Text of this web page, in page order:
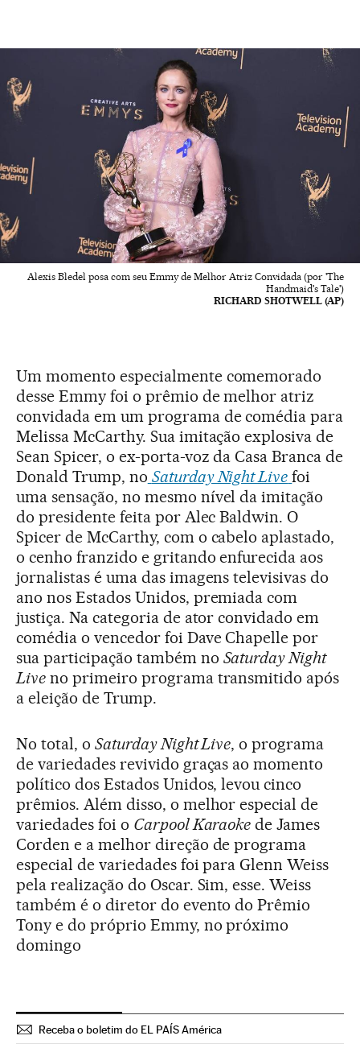
Alexis Bledel posa com seu Emmy de Melhor Atriz Convidada (por 'The
Handmaid's Tale')
RICHARD SHOTWELL (AP)
Um momento especialmente comemorado
desse Emmy foi o prêmio de melhor atriz
convidada em um programa de comédia para
Melissa McCarthy. Sua imitação explosiva de
Sean Spicer, o ex-porta-voz da Casa Branca de
Donald Trump, no Saturday Night Live foi
uma sensação, no mesmo nível da imitação
do presidente feita por Alec Baldwin. O
Spicer de McCarthy, com o cabelo aplastado,
o cenho franzido e gritando enfurecida aos
jornalistas é uma das imagens televisivas do
ano nos Estados Unidos, premiada com
justiça. Na categoria de ator convidado em
comédia o vencedor foi Dave Chapelle por
sua participação também no Saturday Night
Liveno primeiro programa transmitido após
a eleição de Trump.
No total, o Saturday Night Live, o programa
de variedades revivido graças ao momento
político dos Estados Unidos, levou cinco
prêmios. Além disso, o melhor especial de
variedades foi o Carpool Karaoke de James
Corden e a melhor direção de programa
especial de variedades foi para Glenn Weiss
pela realização do Oscar. Sim, esse. Weiss
também é o diretor do evento do Prêmio
Tony e do próprio Emmy, no próximo
domingo
Receba o boletim do EL PAÍS América